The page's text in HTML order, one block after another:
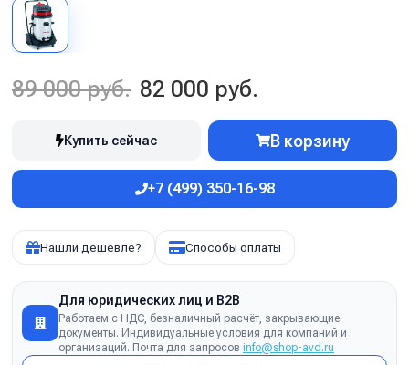
89 000 руб. 82 000 руб.
Купить сейчас В корзину
+7 (499) 350-16-98
Нашли дешевле? Способы оплаты
Для юридических лиц и B2B
Работаем с НДС, безналичный расчёт, закрывающие
документы. Индивидуальные условия для компаний и
организаций. Почта для запросов info@shop-avd.ru